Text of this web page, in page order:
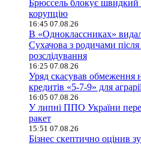
Брюссель блокує швидкий
корупцію
16:45 07.08.26
В «Одноклассниках»
Сухачова з родичами після
розслідування
16:25 07.08.26
Уряд скасував обмеження
кредитів «5-7-9» для
16:05 07.08.26
У липні ППО України
ракет
15:51 07.08.26
Бізнес скептично оцінив